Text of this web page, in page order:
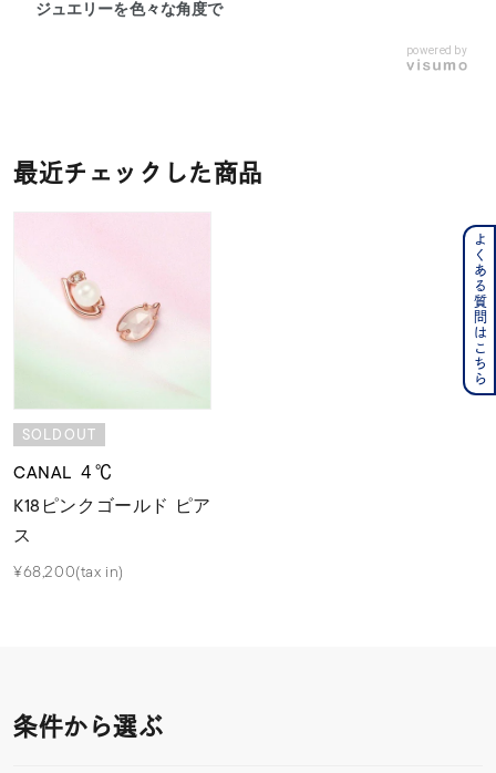
ジュエリーを色々な角度で
powered by
最近チェックした商品
SOLDOUT
CANAL ４℃
K18ピンクゴールド ピア
ス
¥68,200(tax in)
条件から選ぶ
よくある質問はこちら